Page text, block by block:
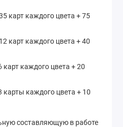
карт каждого цвета + 75
карт каждого цвета + 40
карт каждого цвета + 20
карты каждого цвета + 10
составляющую в работе